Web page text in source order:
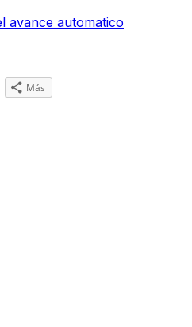
avance automatico
Más